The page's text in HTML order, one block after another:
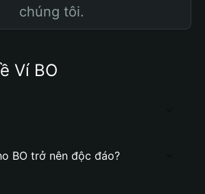
chúng tôi.
Ví BO
BO trở nên độc đáo?